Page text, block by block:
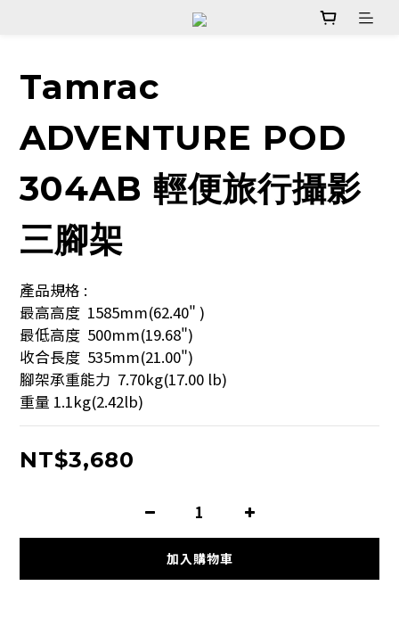
Tamrac
ADVENTURE POD
304AB 輕便旅行攝影
三腳架
產品規格 :
最高高度  1585mm(62.40" )
最低高度  500mm(19.68")
收合長度  535mm(21.00")
腳架承重能力  7.70kg(17.00 lb)
重量 1.1kg(2.42lb)
NT$3,680
加入購物車